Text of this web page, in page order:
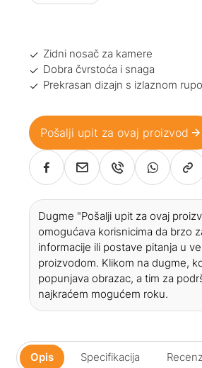
Zidni nosač za kamere
Dobra čvrstoća i snaga
Prekrasan dizajn s izlaznom
Pošalji upit za ovaj proizvod
Dugme "Pošalji upit za ovaj
omogućava korisnicima da brzo
informacije ili postave pitanja u
proizvodom. Klikom na dugme,
popunjava obrazac, a tim za
najkraćem mogućem roku.
Opis Specifikacija